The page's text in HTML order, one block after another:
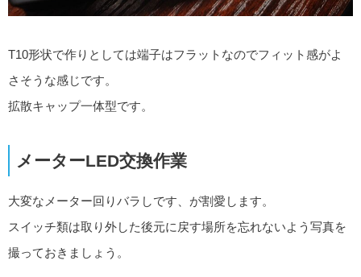
T10形状で作りとしては端子はフラットなのでフィット感がよ
さそうな感じです。
拡散キャップ一体型です。
メーターLED交換作業
大変なメーター回りバラしです、が割愛します。
スイッチ類は取り外した後元に戻す場所を忘れないよう写真を
撮っておきましょう。